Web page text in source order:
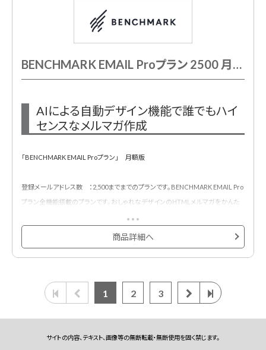
BENCHMARK EMAIL Proプラン 2500 月額契約
AIによる自動デザイン機能で誰でもハイ
センスなメルマガ作成
「BENCHMARK EMAIL Proプラン」 月額版
登録メールアドレス数 ：2,500までまでのプランです。BENCHMARK EMAIL Pro
プラン全機能搭載のプランです。おしゃれなデザインのHTMLメルマガをかんた
んに作成・配信・効果測定できるメール配信サービスです。
500種類以上のメルマガ用デザインテンプレートが用意されており、プロのデザ
イナーが作成したHTMLメールデザインテンプレートでメール配信システムをは
商品詳細へ
1 2 3
サイトの内容、テキスト、画像等の無断転載・無断使用を固く禁じます。